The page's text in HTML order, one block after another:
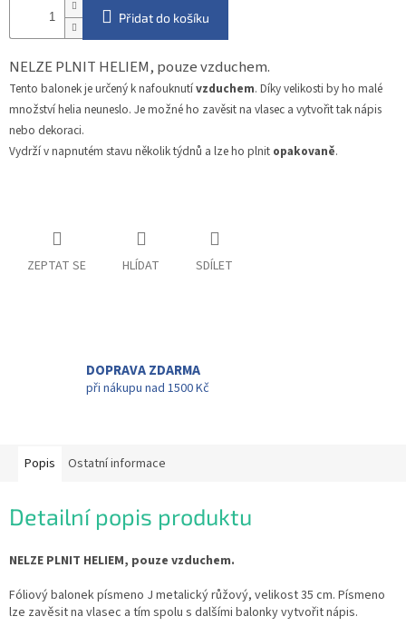
Přidat do košíku
NELZE PLNIT HELIEM, pouze vzduchem.
Tento balonek je určený k nafouknutívzduchem. Díky velikosti by ho malé
množství helia neuneslo. Je možné ho zavěsit na vlasec a vytvořit tak nápis
nebo dekoraci.
Vydrží v napnutém stavu několik týdnů a lze ho plnit opakovaně.
ZEPTAT SE HLÍDAT SDÍLET
DOPRAVA ZDARMA
při nákupu nad 1500 Kč
Popis Ostatní informace
Detailní popis produktu
NELZE PLNIT HELIEM, pouze vzduchem.
Fóliový balonek písmeno J metalický růžový, velikost 35 cm. Písmeno
lze zavěsit na vlasec a tím spolu s dalšími balonky vytvořit nápis.